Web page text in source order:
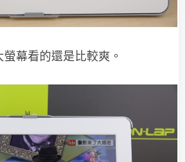
幕看的還是比較爽。